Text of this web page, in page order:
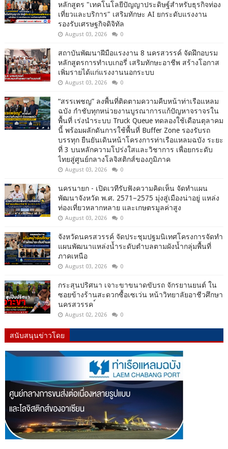
หลักสูตร "เทคโนโลยีปัญญาประดิษฐ์สำหรับธุรกิจท่อง
เที่ยวและบริการ" เสริมทักษะ AI ยกระดับแรงงาน
รองรับเศรษฐกิจดิจิทัล
August 03, 2026 0
สถาบันพัฒนาฝีมือแรงงาน 8 นครสวรรค์ จัดฝึกอบรม
หลักสูตรการทำเบเกอรี่ เสริมทักษะอาชีพ สร้างโอกาส
เพิ่มรายได้แก่แรงงานนอกระบบ
August 03, 2026 0
“สรรเพชญ” ลงพื้นที่ติดตามความคืบหน้าท่าเรือแหลม
ฉบัง กำชับทุกหน่วยงานบูรณาการแก้ปัญหาจราจรใน
พื้นที่ เร่งนำระบบ Truck Queue ทดลองใช้เดือนตุลาคม
นี้ พร้อมผลักดันการใช้พื้นที่ Buffer Zone รองรับรถ
บรรทุก ยืนยันเดินหน้าโครงการท่าเรือแหลมฉบัง ระยะ
ที่ 3 บนหลักความโปร่งใสและวิชาการ เพื่อยกระดับ
ไทยสู่ศูนย์กลางโลจิสติกส์ของภูมิภาค
August 03, 2026 0
นครนายก - เปิดเวทีรับฟังความคิดเห็น จัดทำแผน
พัฒนาจังหวัด พ.ศ. 2571–2575 มุ่งสู่เมืองน่าอยู่ แหล่ง
ท่องเที่ยวหลากหลาย และเกษตรมูลค่าสูง
August 03, 2026 0
จังหวัดนครสวรรค์ จัดประชุมปฐมนิเทศโครงการจัดทำ
แผนพัฒนาแหล่งน้ำระดับตำบลตามผังน้ำกลุ่มพื้นที่
ภาคเหนือ
August 03, 2026 0
กระสุนปริศนา เจาะขาขนาดขับรถ จักรยานยนต์ ใน
ซอยข้างร้านสะดวกซื้อเซเว่น หน้าวิทยาลัยอาชีวศึกษา
นครสวรรค ์
August 02, 2026 0
สนับสนุนข่าวโดย